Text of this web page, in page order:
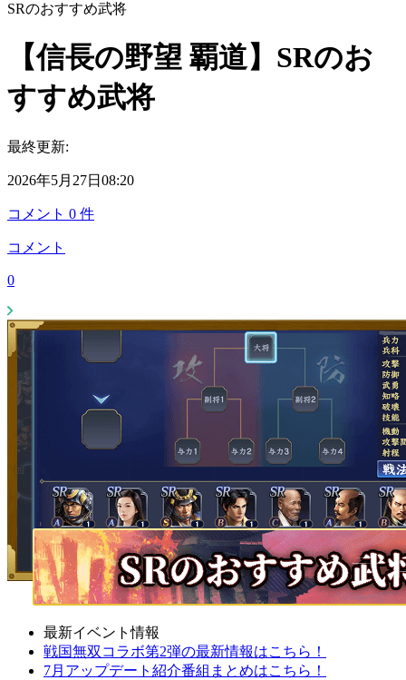
SRのおすすめ武将
【信長の野望 覇道】SRのお
すすめ武将
最終更新:
2026年5月27日08:20
コメント 0 件
コメント
0
最新イベント情報
戦国無双コラボ第2弾の最新情報はこちら！
7月アップデート紹介番組まとめはこちら！